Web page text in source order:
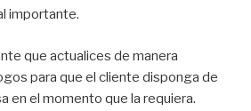
importante.
que actualices de manera
para que el cliente disponga de
en el momento que la requiera.